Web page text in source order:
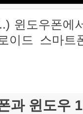
윈도우폰에
이드 스마트
과 윈도우